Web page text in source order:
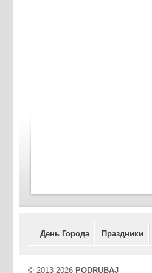
День Города Праздники
© 2013-2026 PODRUBAJ